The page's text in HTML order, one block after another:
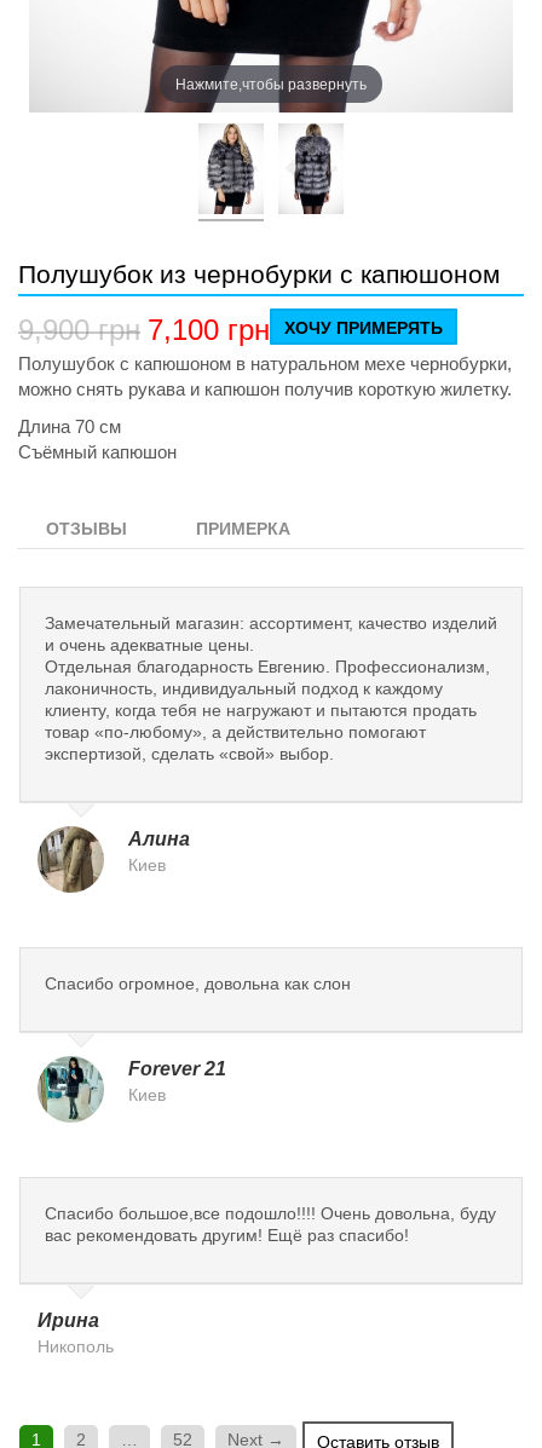
Нажмите,чтобы развернуть
Полушубок из чернобурки с капюшоном
9,900грн 7,100 грн ХОЧУ ПРИМЕРЯТЬ
Полушубок с капюшоном в натуральном мехе чернобурки,
можно снять рукава и капюшон получив короткую жилетку.
Длина 70 см
Съёмный капюшон
ОТЗЫВЫ ПРИМЕРКА
Замечательный магазин: ассортимент, качество изделий
и очень адекватные цены.
Отдельная благодарность Евгению. Профессионализм,
лаконичность, индивидуальный подход к каждому
клиенту, когда тебя не нагружают и пытаются продать
товар «по-любому», а действительно помогают
экспертизой, сделать «свой» выбор.
Алина
Киев
Спасибо огромное, довольна как слон
Forever 21
Киев
Спасибо большое,все подошло!!!! Очень довольна, буду
вас рекомендовать другим! Ещё раз спасибо!
Ирина
Никополь
1 2 52 Next → Оставить отзыв